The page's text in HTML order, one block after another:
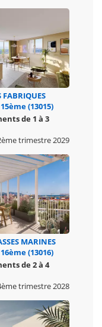
FABRIQUES
(13015)
de 1 à 3
trimestre 2029
MARINES
(13016)
de 2 à 4
trimestre 2028